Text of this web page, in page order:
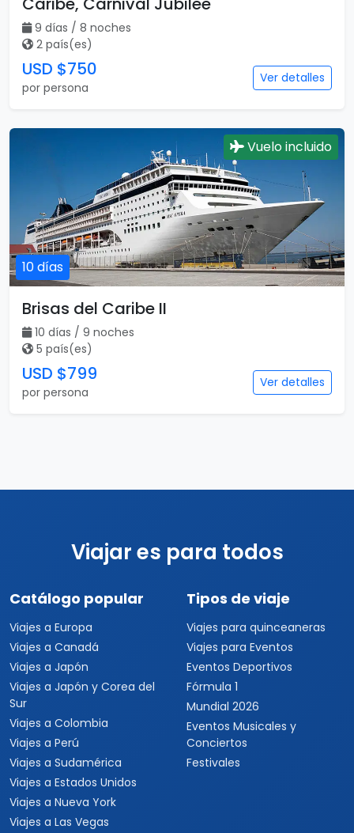
9 días / 8 noches
2 país(es)
USD $750
por persona
Ver detalles
10 días
Vuelo incluido
Brisas del Caribe II
10 días / 9 noches
5 país(es)
USD $799
por persona
Ver detalles
Viajar es para todos
Catálogo popular
Viajes a Europa
Viajes a Canadá
Viajes a Japón
Viajes a Japón y Corea del
Sur
Viajes a Colombia
Viajes a Perú
Viajes a Sudamérica
Viajes a Estados Unidos
Viajes a Nueva York
Viajes a Las Vegas
Tipos de viaje
Viajes para quinceaneras
Viajes para Eventos
Eventos Deportivos
Fórmula 1
Mundial 2026
Eventos Musicales y
Conciertos
Festivales